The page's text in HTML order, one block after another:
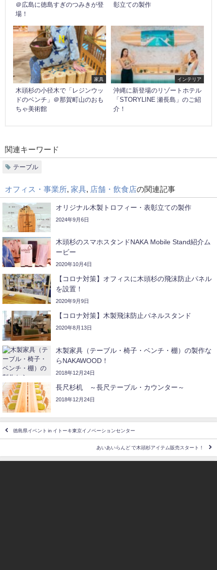
＠広島に徳島すぎのつみきが登
場！
彰立ての製作
家具
木頭杉の小径木で「レジンウッ
ドのベンチ」＠那賀町山のおも
ちゃ美術館
インテリア
沖縄に新登場のリゾートホテル
「STORYLINE 瀬長島」のご紹
介！
関連キーワード
テーブル
オフィス・事業所 家具 店舗・飲食店の関連記事
オリジナル木製トロフィー・表彰立ての製作
2024年9月6日
木頭杉のスマホスタンドNAKA Mobile Stand紹介ム
ービー
2020年10月4日
【コロナ対策】オフィスに木頭杉の飛沫防止パネル
を設置！
2020年9月9日
【コロナ対策】木製飛沫防止パネルスタンド
2020年8月13日
木製家具（テーブル・椅子・ベンチ・棚）の製作な
らNAKAWOOD！
2018年12月24日
長尺杉机 ～長尺テーブル・カウンター～
2018年12月24日
徳島県イベント in イトーキ東京イノベーションセンター
あいあいらんど で木頭杉アイテム販売スタート！